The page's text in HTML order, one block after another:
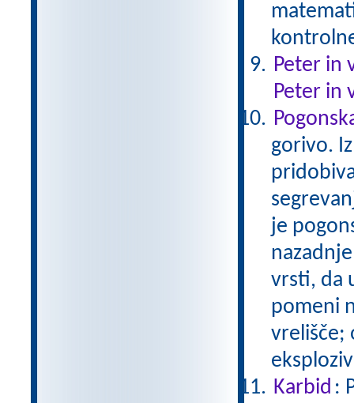
Peter in
Peter in
gorivo.
je
vrsti, da
pomeni
vrelišče;
Karbid :